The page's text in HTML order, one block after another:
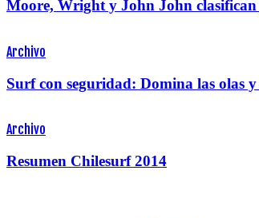
Moore, Wright y John John clasifican
Archivo
Surf con seguridad: Domina las olas
Archivo
Resumen Chilesurf 2014